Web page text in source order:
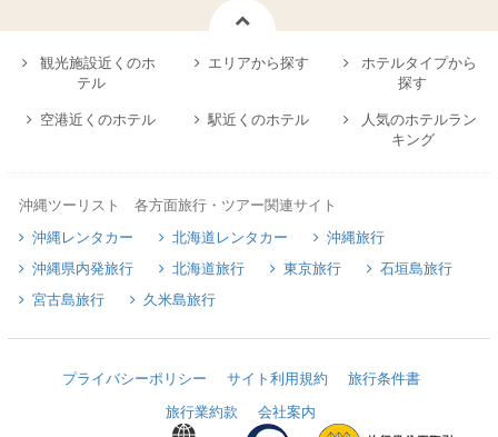
観光施設近くのホ
テル
エリアから探す
ホテルタイプから
探す
空港近くのホテル 駅近くのホテル
人気のホテルラン
キング
沖縄ツーリスト 各方面旅行・ツアー関連サイト
沖縄レンタカー
北海道レンタカー
沖縄旅行
沖縄県内発旅行
北海道旅行 東京旅行
石垣島旅行
宮古島旅行
久米島旅行
プライバシーポリシー サイト利用規約
旅行条件書
旅行業約款
会社案内